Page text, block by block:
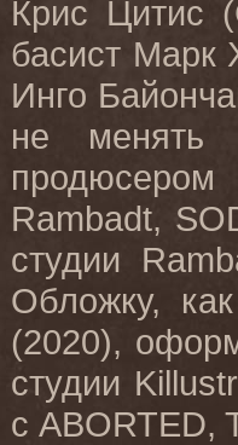
Крис Цитис
басист Марк
Инго
не менять
Rambadt,
студии
Обложку,
(2020),
студии
с ABORTED,